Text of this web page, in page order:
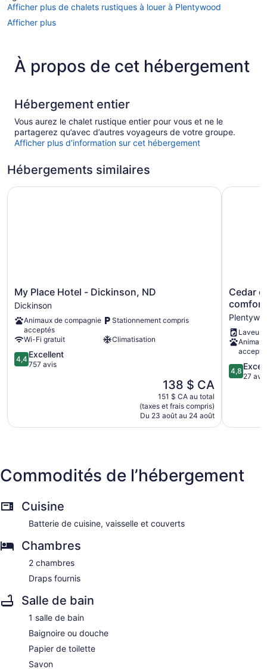
Afficher plus de chalets rustiques à louer à Plentywood
Afficher plus
À propos de cet hébergement
Hébergement entier
Vous aurez le chalet rustique entier pour vous et ne le
partagerez qu’avec d’autres voyageurs de votre groupe.
Afficher plus d’information sur cet hébergement
Hébergements similaires
My
Place
Hotel
-
Dickinson,
ND
Dickinson
My Place Hotel - Dickinson, ND
Dickinson
Animaux de compagnie
acceptés
Stationnement compris
Wi-Fi gratuit Climatisation
4.4
sur
4,4 Excellent
757 avis
Le
prix
est
de
138 $ CA
138 $ CA
151 $ CA au total
(taxes et frais compris)
Du 23 août au 24 août
My Place Hotel - Dickinson, ND
Cedar
cabin.
Fully
Sleeps
3
Cedar
Laveuse
4.8
sur
4,8
27 avis
Cedar
Commodités de l’hébergement
Cuisine
Batterie de cuisine, vaisselle et couverts
Chambres
2 chambres
Draps fournis
Salle de bain
1 salle de bain
Baignoire ou douche
Papier de toilette
Savon